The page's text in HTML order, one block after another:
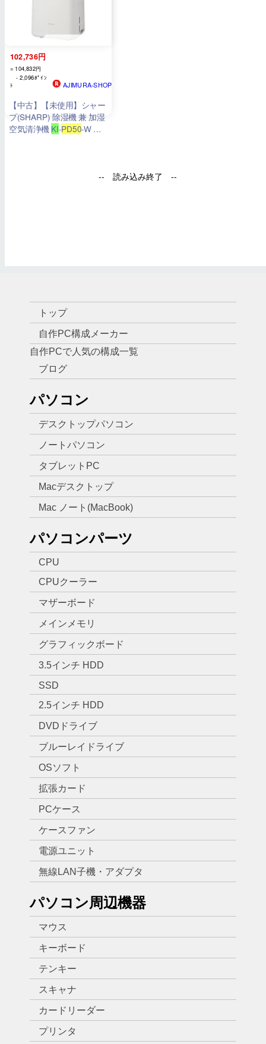
トップ
自作PC構成メーカー
自作PCで人気の構成一覧
ブログ
パソコン
デスクトップパソコン
ノートパソコン
タブレットPC
Macデスクトップ
Mac ノート(MacBook)
パソコンパーツ
CPU
CPUクーラー
マザーボード
メインメモリ
グラフィックボード
3.5インチ HDD
SSD
2.5インチ HDD
DVDドライブ
ブルーレイドライブ
OSソフト
拡張カード
PCケース
ケースファン
電源ユニット
無線LAN子機・アダプタ
パソコン周辺機器
マウス
キーボード
テンキー
スキャナ
カードリーダー
プリンタ